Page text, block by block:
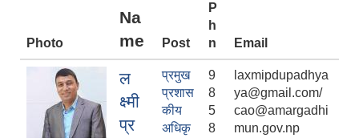
Photo
Na
me
Post
P
h
n
Email
ल
क्ष्मी
प्र
प्रमुख
प्रशास
कीय
अधिकृ
9
8
5
8
laxmipdupadhya
ya@gmail.com/
cao@amargadhi
mun.gov.np